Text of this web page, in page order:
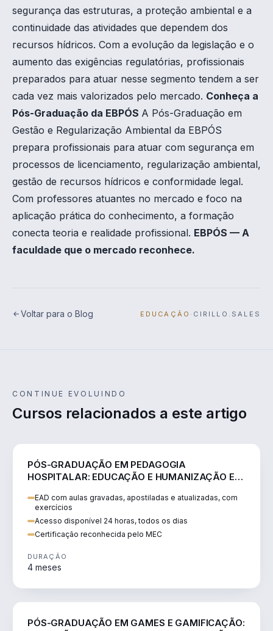
segurança das estruturas, a proteção ambiental e a
continuidade das atividades que dependem dos
recursos hídricos. Com a evolução da legislação e o
aumento das exigências regulatórias, profissionais
preparados para atuar nesse segmento tendem a ser
cada vez mais valorizados pelo mercado. Conheça a
Pós-Graduação da EBPÓS A Pós-Graduação em
Gestão e Regularização Ambiental da EBPÓS
prepara profissionais para atuar com segurança em
processos de licenciamento, regularização ambiental,
gestão de recursos hídricos e conformidade legal.
Com professores atuantes no mercado e foco na
aplicação prática do conhecimento, a formação
conecta teoria e realidade profissional. EBPÓS — A
faculdade que o mercado reconhece.
Voltar para o Blog EDUCAÇÃO · CIRILLO.SALES
CONTINUE EVOLUINDO
Cursos relacionados a este artigo
PÓS-GRADUAÇÃO EM PEDAGOGIA
HOSPITALAR: EDUCAÇÃO E HUMANIZAÇÃO EM
EAD com aulas gravadas, apostiladas e atualizadas, com
exercícios
Acesso disponível 24 horas, todos os dias
Certificação reconhecida pelo MEC
DURAÇÃO
4 meses
PÓS-GRADUAÇÃO EM GAMES E GAMIFICAÇÃO: